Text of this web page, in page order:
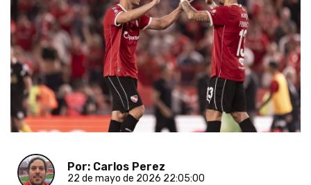
Por: Carlos Perez
22 de mayo de 2026 22:05:00